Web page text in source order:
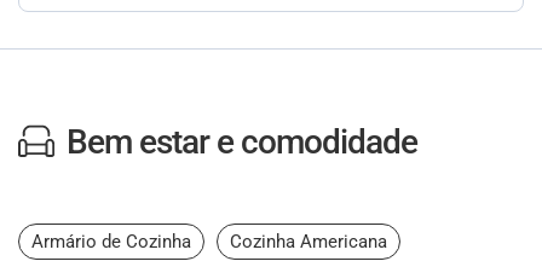
Bem estar e comodidade
Armário de Cozinha Cozinha Americana